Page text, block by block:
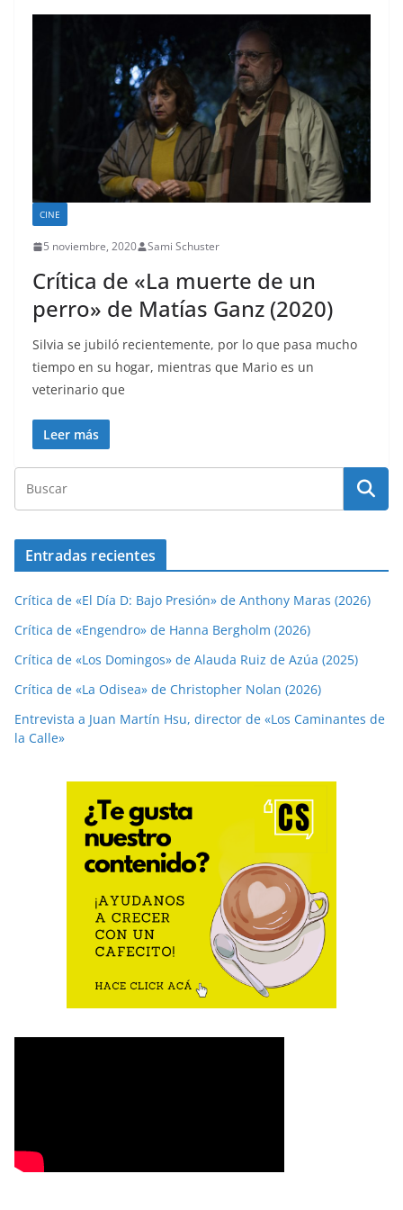
CINE
5 noviembre, 2020 Sami Schuster
Crítica de «La muerte de un
perro» de Matías Ganz (2020)
Silvia se jubiló recientemente, por lo que pasa mucho
tiempo en su hogar, mientras que Mario es un
veterinario que
Leer más
Entradas recientes
Crítica de «El Día D: Bajo Presión» de Anthony Maras (2026)
Crítica de «Engendro» de Hanna Bergholm (2026)
Crítica de «Los Domingos» de Alauda Ruiz de Azúa (2025)
Crítica de «La Odisea» de Christopher Nolan (2026)
Entrevista a Juan Martín Hsu, director de «Los Caminantes de
la Calle»